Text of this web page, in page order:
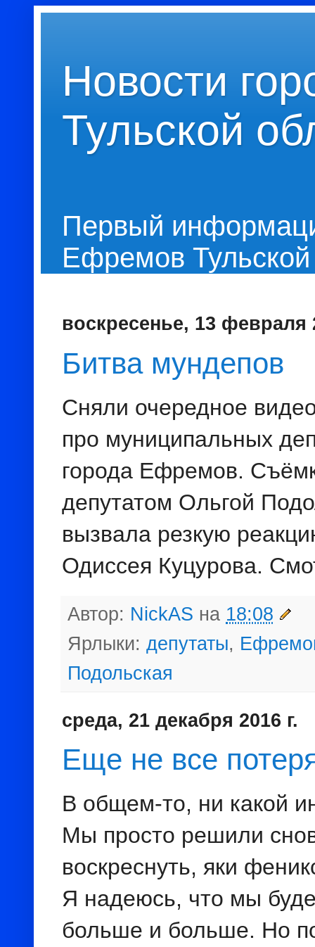
Новости
Тульской
Первый
Ефремов Тульской
воскресенье, 13 февраля
Битва мундепов
Сняли очередное
про муниципальных
города Ефремов.
депутатом Ольгой
вызвала резкую
Одиссея Куцурова.
Автор: NickAS на 18:08
Ярлыки: депутаты,
Подольская
среда, 21 декабря 2016 г.
Еще не все
В общем-то, ни какой
Мы просто решили
воскреснуть, яки
Я надеюсь, что мы
больше и больше. Но